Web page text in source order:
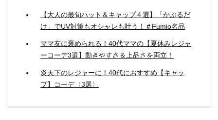
【大人の最旬ハット＆キャップ４選】「かぶるだ
け」でUV対策もオシャレも叶う！＃Fumio名品
ママ友に褒められる！40代ママの【夏休みレジャ
ーコーデ3選】動きやすさ＆上品さを両立！
炎天下のレジャーに！40代におすすめ【キャッ
プ】コーデ〈3選〉